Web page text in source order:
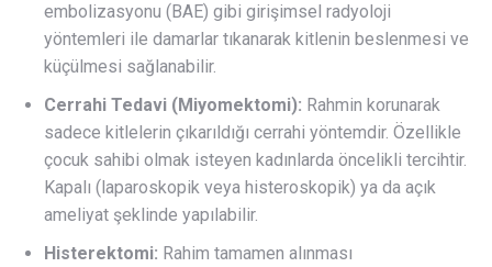
embolizasyonu (BAE) gibi girişimsel radyoloji
yöntemleri ile damarlar tıkanarak kitlenin beslenmesi ve
küçülmesi sağlanabilir.
Cerrahi Tedavi (Miyomektomi): Rahmin korunarak
sadece kitlelerin çıkarıldığı cerrahi yöntemdir. Özellikle
çocuk sahibi olmak isteyen kadınlarda öncelikli tercihtir.
Kapalı (laparoskopik veya histeroskopik) ya da açık
ameliyat şeklinde yapılabilir.
Histerektomi: Rahim tamamen alınması